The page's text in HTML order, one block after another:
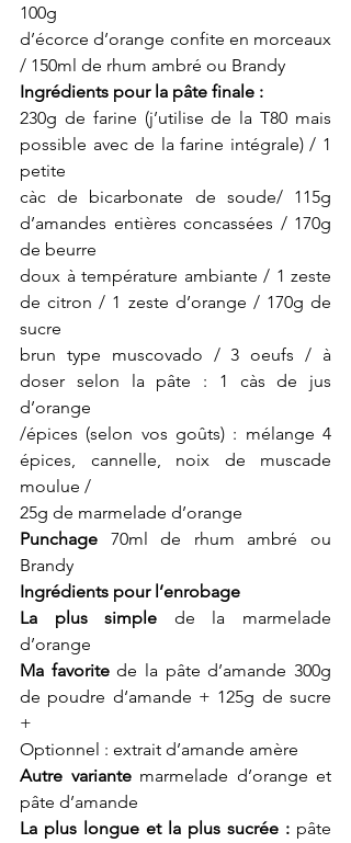
100g
d’écorce d’orange confite en morceaux
/ 150ml de rhum ambré ou Brandy
Ingrédients pour la pâte finale :
230g de farine (j’utilise de la T80 mais
possible avec de la farine intégrale) / 1
petite
càc de bicarbonate de soude/ 115g
d’amandes entières concassées / 170g
de beurre
doux à température ambiante / 1 zeste
de citron / 1 zeste d’orange / 170g de
sucre
brun type muscovado / 3 oeufs / à
doser selon la pâte : 1 càs de jus
d’orange
/épices (selon vos goûts) : mélange 4
épices, cannelle, noix de muscade
moulue /
25g de marmelade d’orange
Punchage 70ml de rhum ambré ou
Brandy
Ingrédients pour l’enrobage
La plus simple de la marmelade
d’orange
Ma favorite de la pâte d’amande 300g
de poudre d‘amande + 125g de sucre
+
Optionnel : extrait d’amande amère
Autre variante marmelade d’orange et
pâte d’amande
La plus longue et la plus sucrée : pâte